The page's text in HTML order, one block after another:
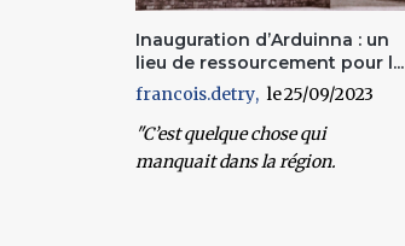
Inauguration d’Arduinna : un
lieu de ressourcement pour l...
francois.detry
25/09/2023
"C’est quelque chose qui
manquait dans la région.